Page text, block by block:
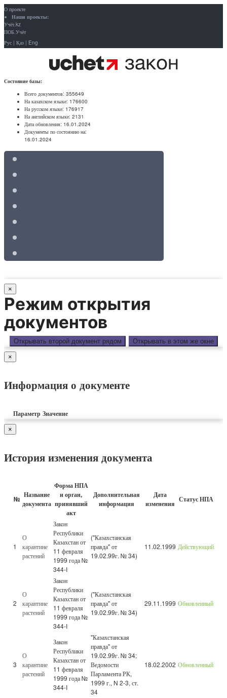
О проекте
Наши проекты:
Учёт.kz
ПОБ.Учёт
Рус | Қаз | Eng
Состояние базы:
Всего документов: 355649
На казахском языке: 176600
На русском языке: 176917
На английском языке: 2131
Дата обновления: 16.01.2024
Документы по состоянию на:
16.01.2024
×
Режим открытия
документов
Открывать второй документ рядом Открывать в этом же окне
×
Информация о документе
Параметр Значение
×
История изменения документа
№ Название
документа
Форма НПА
и орган,
принявший
акт
Дополнительная
информация
Дата
изменения Статус НПА
1
О
карантине
растений
Закон
Республики
Казахстан от
11 февраля
1999 года №
344-I
("Казахстанская
правда" от
19.02.99г. № 34)
11.02.1999 Действующий
2
О
карантине
растений
Закон
Республики
Казахстан от
11 февраля
1999 года №
344-I
("Казахстанская
правда" от
19.02.99г. № 34)
29.11.1999 Обновленный
3
О
карантине
растений
Закон
Республики
Казахстан от
11 февраля
1999 года №
344-I
"Казахстанская
правда" от
19.02.99г. № 34;
Ведомости
Парламента РК,
1999 г., N 2-3, ст.
34
18.02.2002 Обновленный